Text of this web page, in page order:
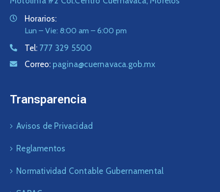
Horarios:
Lun – Vie: 8:00 am – 6:00 pm
Tel: 777 329 5500
Correo: pagina@cuernavaca.gob.mx
Transparencia
Avisos de Privacidad
Reglamentos
Normatividad Contable Gubernamental